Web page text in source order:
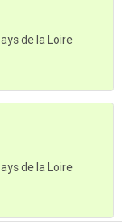
de la Loire
de la Loire